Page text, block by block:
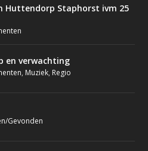
Huttendorp Staphorst ivm 25
en verwachting
, Muziek, Regio
Gevonden